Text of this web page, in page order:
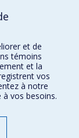
et de
témoins
et la
vos
à notre
vos besoins.